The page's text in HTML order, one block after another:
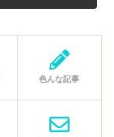
色んな記事